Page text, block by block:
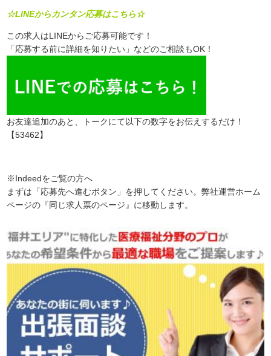
☆LINEからカンタン応募はこちら☆
この求人はLINEからご応募可能です！
「応募する前に詳細を知りたい」などのご相談もOK！
お友達追加のあと、トークにて以下の数字をお伝えするだけ！
【53462】
※Indeedをご覧の方へ
まずは「応募先へ進むボタン」を押してください。弊社運営ホーム
ページの『同じ求人票のページ』に移動します。